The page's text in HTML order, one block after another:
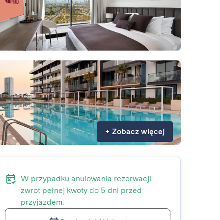
+ Zobacz więcej
W przypadku anulowania rezerwacji
zwrot pełnej kwoty do 5 dni przed
przyjazdem.